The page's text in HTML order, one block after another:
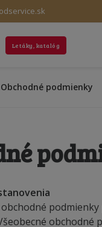
Letáky, katalóg
Obchodné podmienky
obchodné